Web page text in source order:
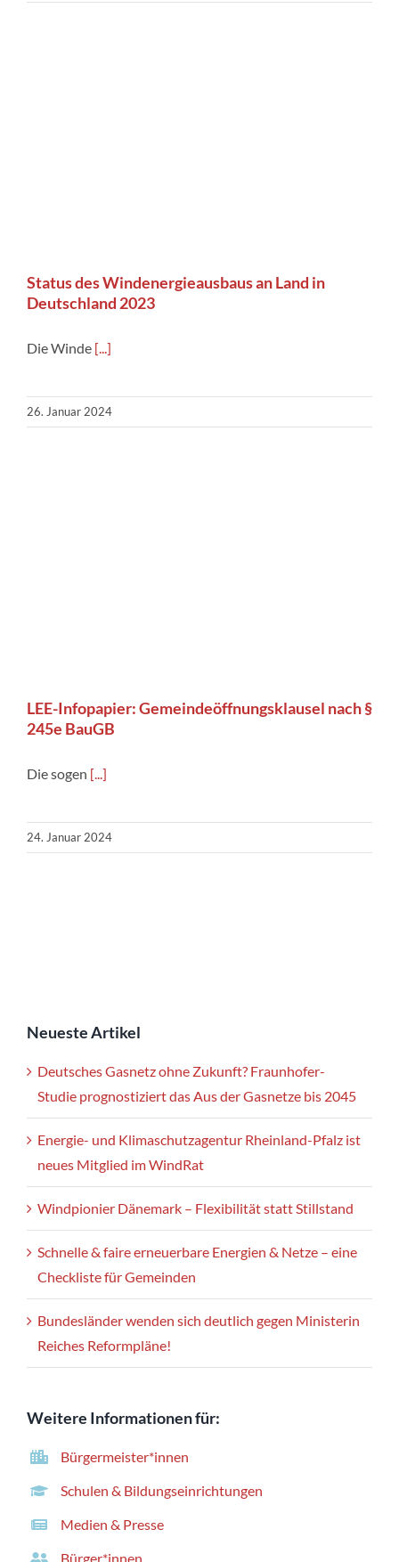
Status des Windenergieausbaus an Land in
Deutschland 2023
Die Winde [...]
26. Januar 2024
LEE-Infopapier: Gemeindeöffnungsklausel nach §
245e BauGB
Die sogen [...]
24. Januar 2024
Neueste Artikel
Deutsches Gasnetz ohne Zukunft? Fraunhofer-
Studie prognostiziert das Aus der Gasnetze bis 2045
Energie- und Klimaschutzagentur Rheinland-Pfalz ist
neues Mitglied im WindRat
Windpionier Dänemark – Flexibilität statt Stillstand
Schnelle & faire erneuerbare Energien & Netze – eine
Checkliste für Gemeinden
Bundesländer wenden sich deutlich gegen Ministerin
Reiches Reformpläne!
Weitere Informationen für:
Bürgermeister*innen
Schulen & Bildungseinrichtungen
Medien & Presse
Bürger*innen